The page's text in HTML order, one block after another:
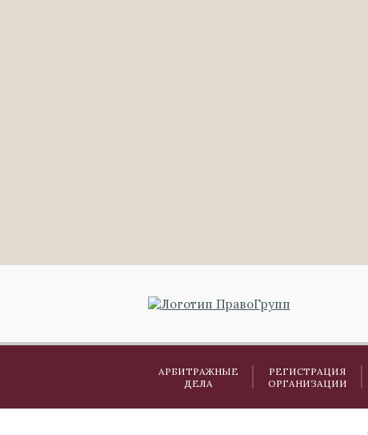
АРБИТРАЖНЫЕ
ДЕЛА
РЕГИСТРАЦИЯ
ОРГАНИЗАЦИИ